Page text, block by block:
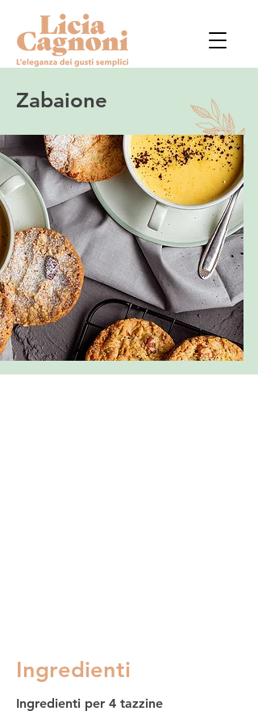
Zabaione
Un grande classico: crema allo
zabaione
Hai voglia di realizzare una ricetta semplice e
veloce davvero squisita e che ti scalderà il cuore?
Ecco la mia crema allo zabaione da gustare
insieme alle Sbrisoline classiche. Un grande
classico della pasticceria che non passa mai di
moda.
Ingredienti
Ingredienti per 4 tazzine